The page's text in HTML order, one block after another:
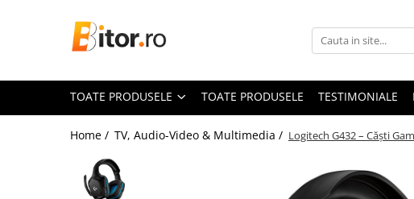
Toate Produsele
Laptop-uri Gaming
Laptop-uri Business
TOATE PRODUSELE TOATE PRODUSELE TESTIMONIALE
Home / TV, Audio-Video & Multimedia / Logitech G432 – Căști